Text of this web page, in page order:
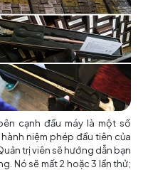
bên cạnh đầu máy là một số
niệm phép đầu tiên của
trị viên sẽ hướng dẫn bạn
Nó sẽ mất 2 hoặc 3 lần thử;